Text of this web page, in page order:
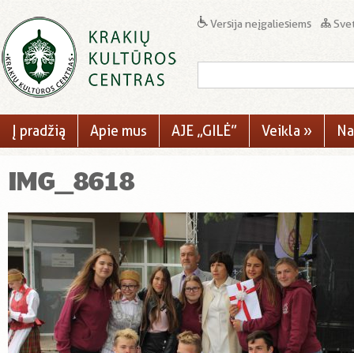
Versija neįgaliesiems
Į pradžią Apie mus AJE „GILĖ” Veikla »
IMG_8618